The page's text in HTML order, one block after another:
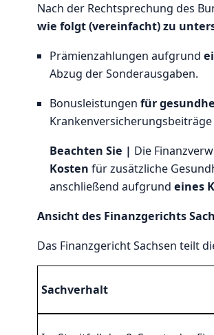
Nach der Rechtsprechung des
wie folgt (vereinfacht) zu
Prämienzahlungen aufgrund
Abzug der Sonderausgaben.
Bonusleistungen für
Beachten Sie | Die
Kosten für zusätzliche
anschließend aufgrund eines
Ansicht des Finanzgerichts
Das Finanzgericht Sachsen teilt
Sachverhalt